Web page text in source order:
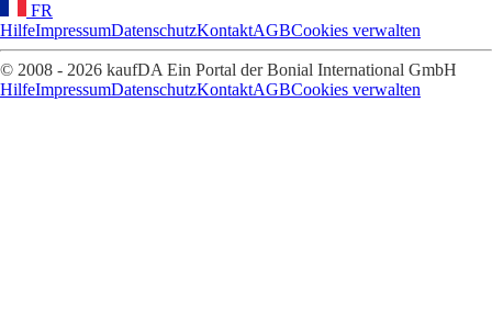
FR
HilfeImpressumDatenschutzKontaktAGBCookies verwalten
© 2008 - 2026 kaufDA Ein Portal der Bonial International GmbH
HilfeImpressumDatenschutzKontaktAGBCookies verwalten